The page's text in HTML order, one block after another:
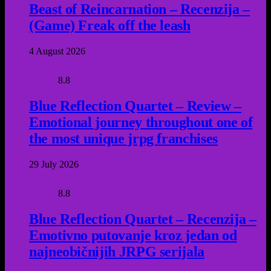
Beast of Reincarnation – Recenzija –
(Game) Freak off the leash
4 August 2026
8.8
Blue Reflection Quartet – Review –
Emotional journey throughout one of
the most unique jrpg franchises
29 July 2026
8.8
Blue Reflection Quartet – Recenzija –
Emotivno putovanje kroz jedan od
najneobičnijih JRPG serijala